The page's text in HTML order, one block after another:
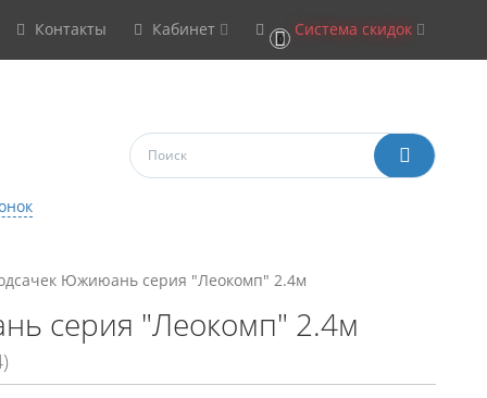
Контакты Кабинет 0 Система скидок
Южиюань серия "Леокомп" 2.4м
серия "Леокомп" 2.4м